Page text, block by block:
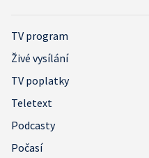
TV program
Živé vysílání
TV poplatky
Teletext
Podcasty
Počasí